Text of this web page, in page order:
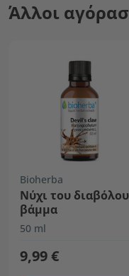
Άλλοι
Bioherba
Νύχι του
βάμμα
50 ml
9,99 €